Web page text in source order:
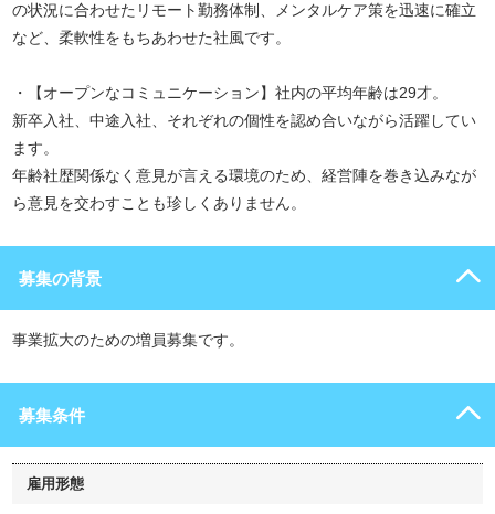
の状況に合わせたリモート勤務体制、メンタルケア策を迅速に確立
など、柔軟性をもちあわせた社風です。
・【オープンなコミュニケーション】社内の平均年齢は29才。
新卒入社、中途入社、それぞれの個性を認め合いながら活躍してい
ます。
年齢社歴関係なく意見が言える環境のため、経営陣を巻き込みなが
ら意見を交わすことも珍しくありません。
募集の背景
事業拡大のための増員募集です。
募集条件
雇用形態